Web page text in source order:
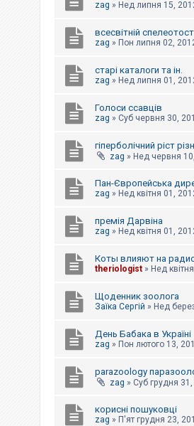
zag » Нед липня 15,
всесвітній спелеотост
zag » Пон липня 02,
старі каталоги та ін.
zag » Нед липня 01,
Голоси ссавців
zag » Суб червня 30,
гіперболічний ріст
zag » Нед червня
Пан-Європейська
zag » Нед квітня 01,
премія Дарвіна
zag » Нед квітня 01,
Коты влияют на
theriologist » Нед
Щоденник зоолога
Заїка Сергій » Нед
День Бабака в Україні
zag » Пон лютого 13,
parazoology
zag » Суб грудня
корисні пошуковці
zag » П'ят грудня 23,